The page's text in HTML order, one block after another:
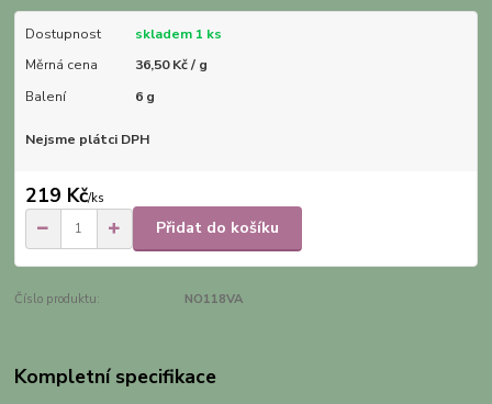
Dostupnost
skladem 1 ks
Měrná cena
36,50 Kč / g
Balení
6 g
Nejsme plátci DPH
219 Kč/ks
Přidat do košíku
Číslo produktu: NO118VA
Kompletní specifikace